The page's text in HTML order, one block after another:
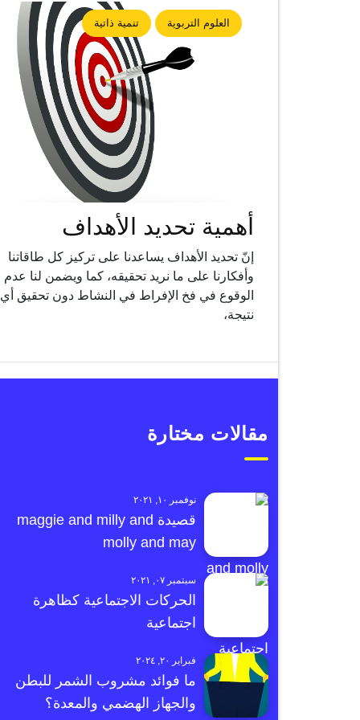
العلوم التربوية تنمية ذاتية
أهمية تحديد الأهداف
إنّ تحديد الأهداف يساعدنا على تركيز كل طاقاتنا
وأفكارنا على ما نريد تحقيقه، كما ويضمن لنا عدم
الوقوع في فخ الإفراط في النشاط دون تحقيق أي
نتيجة،
مقالات مختارة
نوفمبر ١٠, ٢٠٢١
قصيدة maggie and milly and
molly and may
سبتمبر ٠٧, ٢٠٢١
الحركات الاجتماعية كظاهرة
اجتماعية
فبراير ٢٠, ٢٠٢٤
ما فوائد مشروب الشمر للبطن
والجهاز الهضمي والمعدة؟